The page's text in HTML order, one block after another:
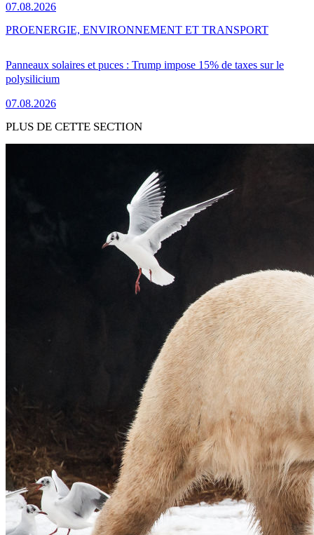
07.08.2026
Panneaux solaires et puces : Trump impose 15% de taxes sur le
polysilicium
07.08.2026
PROENERGIE, ENVIRONNEMENT ET TRANSPORT
PLUS DE CETTE SECTION